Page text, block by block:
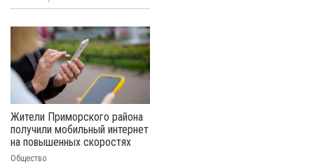
Жители Приморского района
получили мобильный интернет
на повышенных скоростях
Общество